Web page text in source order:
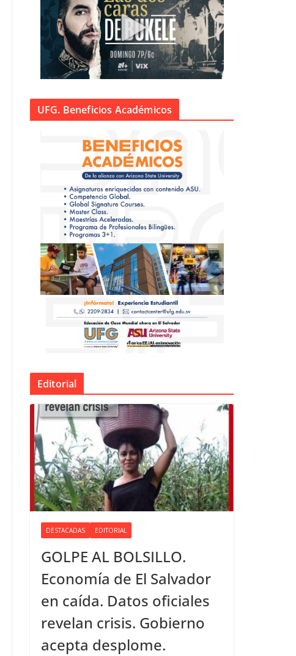
UFG. Beneficios Académicos
Editorial
DESTACADAS EDITORIAL
GOLPE AL BOLSILLO.
Economía de El Salvador
en caída. Datos oficiales
revelan crisis. Gobierno
acepta desplome.